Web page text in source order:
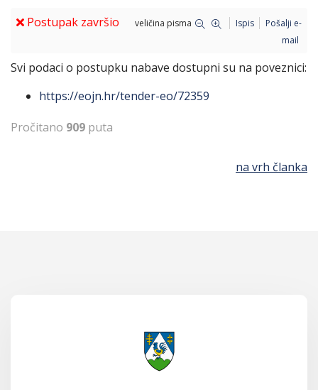
Postupak završio veličina pisma Ispis
Pošalji e-
mail
Svi podaci o postupku nabave dostupni su na poveznici:
https://eojn.hr/tender-eo/72359
Pročitano 909 puta
na vrh članka